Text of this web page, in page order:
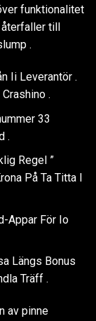
funktionalitet
till
.
Ii Leverantör .
.
33
.
Regel ”
På Ta Titta I
Appar För Io
Längs Bonus
Träff .
av pinne